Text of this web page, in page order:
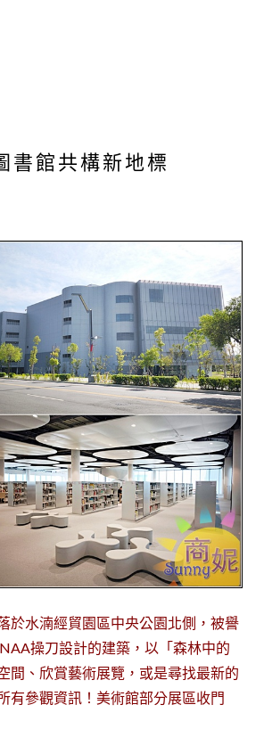
書館共構新地標
於水湳經貿園區中央公園北側，被譽
操刀設計的建築，以「森林中的
間、欣賞藝術展覽，或是尋找最新的
有參觀資訊！美術館部分展區收門